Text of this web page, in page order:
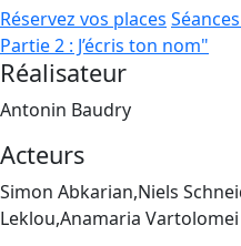
Réservez vos places
Partie 2 : J’écris ton nom"
Réalisateur
Antonin Baudry
Acteurs
Simon Abkarian,Niels
Leklou,Anamaria Vartolomei